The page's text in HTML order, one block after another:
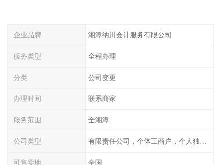
企业品牌 湘潭纳川会计服务有限公司
服务类型 全程办理
分类 公司变更
办理时间 联系商家
服务范围 全湘潭
公司类型
可售卖地 全国